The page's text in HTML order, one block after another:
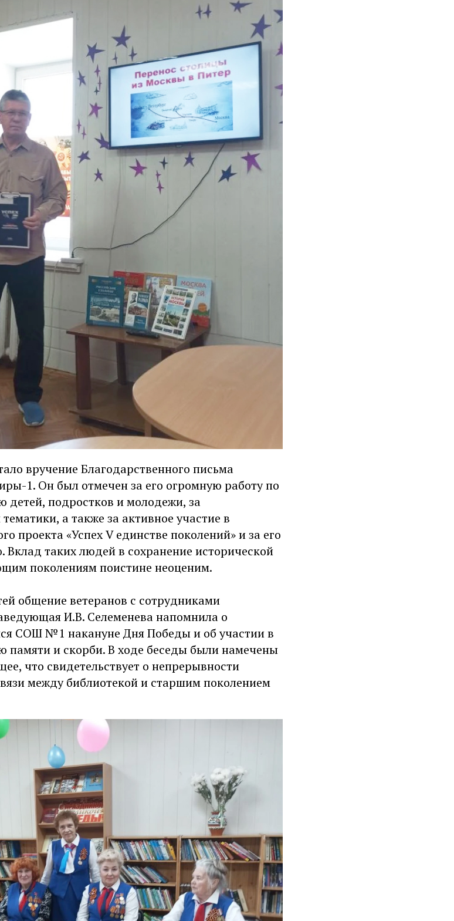
вручение Благодарственного письма
1. Он был отмечен за его огромную работу по
детей, подростков и молодежи, за
а также за активное участие в
проекта «Успех V единстве поколений» и за его
таких людей в сохранение исторической
поколениям поистине неоценим.
общение ветеранов с сотрудниками
И.В. Селеменева напомнила о
СОШ №1 накануне Дня Победы и об участии в
и скорби. В ходе беседы были намечены
что свидетельствует о непрерывности
между библиотекой и старшим поколением